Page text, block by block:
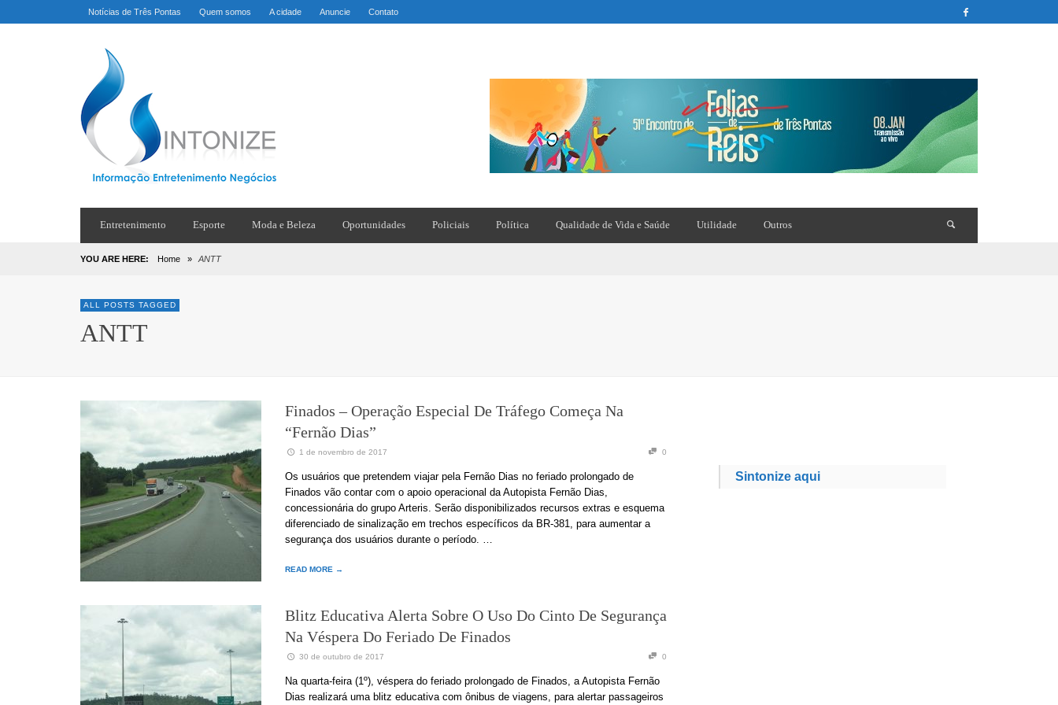
Notícias de Três Pontas Quem somos A cidade Anuncie Contato
Entretenimento Esporte Moda e Beleza Oportunidades Policiais Política Qualidade de Vida e Saúde Utilidade Outros
YOU ARE HERE: Home » ANTT
ALL POSTS TAGGED
ANTT
Finados – Operação Especial De Tráfego Começa Na
“Fernão Dias”
1 de novembro de 2017 0
Os usuários que pretendem viajar pela Fernão Dias no feriado prolongado de
Finados vão contar com o apoio operacional da Autopista Fernão Dias,
concessionária do grupo Arteris. Serão disponibilizados recursos extras e esquema
diferenciado de sinalização em trechos específicos da BR-381, para aumentar a
segurança dos usuários durante o período. …
READ MORE →
Blitz Educativa Alerta Sobre O Uso Do Cinto De Segurança
Na Véspera Do Feriado De Finados
30 de outubro de 2017 0
Na quarta-feira (1º), véspera do feriado prolongado de Finados, a Autopista Fernão
Dias realizará uma blitz educativa com ônibus de viagens, para alertar passageiros
Sintonize aqui